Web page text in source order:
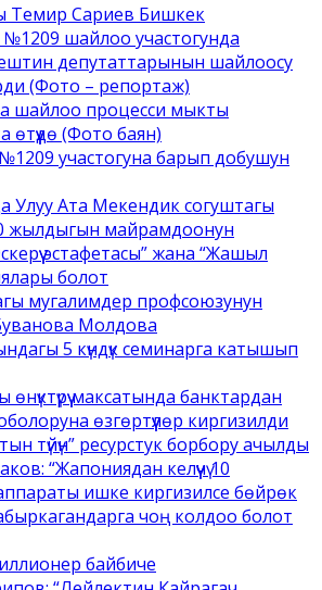
Темир Сариев Бишкек
шайлоо участогунда
депутаттарынын шайлоосу
(Фото – репортаж)
шайлоо процесси мыкты
(Фото баян)
участогуна барып добушун
Улуу Ата Мекендик согуштагы
жылдыгын майрамдоонун
эстафетасы” жана “Жашыл
болот
мугалимдер профсоюзунун
Молдова
5 күндүк семинарга катышып
максатында банктардан
өзгөртүүлөр киргизилди
түйүн” ресурстук борбору ачылды
“Жапониядан келүүчү 10
ишке киргизилсе бөйрөк
чоң колдоо болот
байбиче